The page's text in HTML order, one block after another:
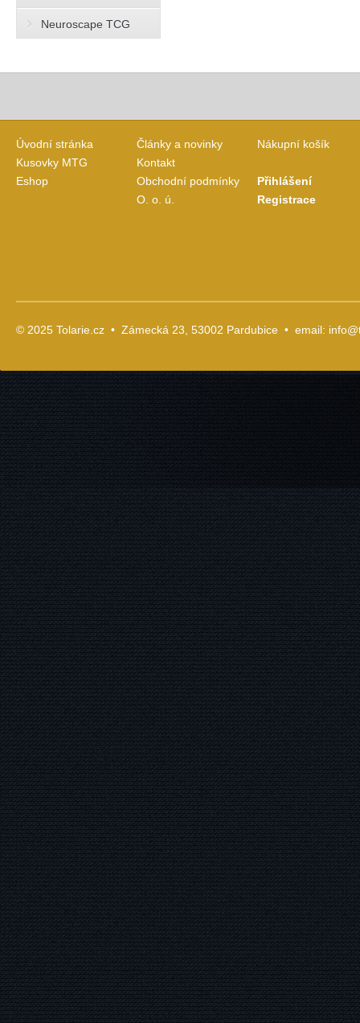
Neuroscape TCG
Úvodní stránka
Kusovky MTG
Eshop
Články a novinky
Kontakt
Obchodní podmínky
O. o. ú.
Nákupní košík
Přihlášení
Registrace
© 2025 Tolarie.cz • Zámecká 23, 53002 Pardubice • email: